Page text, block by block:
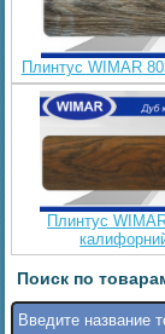
Плинтус WIMAR
Плинтус
Поиск по